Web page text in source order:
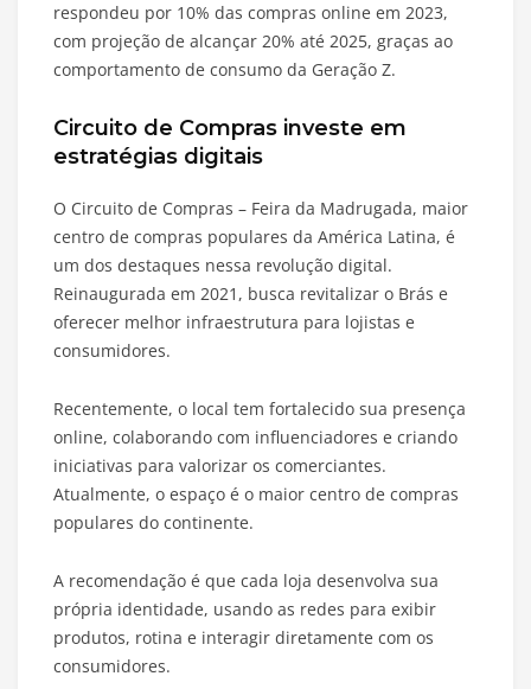
respondeu por 10% das compras online em 2023,
com projeção de alcançar 20% até 2025, graças ao
comportamento de consumo da Geração Z.
Circuito de Compras investe em
estratégias digitais
O Circuito de Compras – Feira da Madrugada, maior
centro de compras populares da América Latina, é
um dos destaques nessa revolução digital.
Reinaugurada em 2021, busca revitalizar o Brás e
oferecer melhor infraestrutura para lojistas e
consumidores.
Recentemente, o local tem fortalecido sua presença
online, colaborando com influenciadores e criando
iniciativas para valorizar os comerciantes.
Atualmente, o espaço é o maior centro de compras
populares do continente.
A recomendação é que cada loja desenvolva sua
própria identidade, usando as redes para exibir
produtos, rotina e interagir diretamente com os
consumidores.